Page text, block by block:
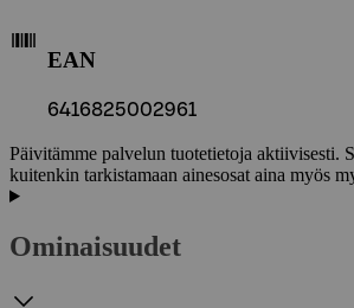
EAN
6416825002961
Päivitämme palvelun tuotetietoja aktiivisesti.
kuitenkin tarkistamaan ainesosat aina myös
Ominaisuudet